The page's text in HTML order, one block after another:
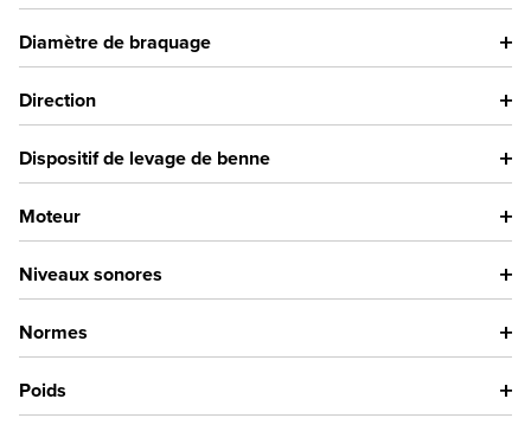
Diamètre de braquage
Direction
Dispositif de levage de benne
Moteur
Niveaux sonores
Normes
Poids